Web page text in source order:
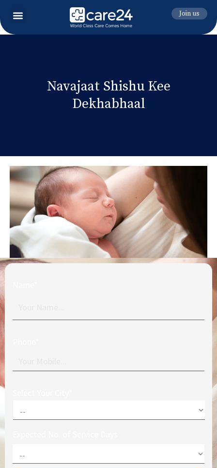
Join us
Navajaat Shishu Kee
Dekhabhaal